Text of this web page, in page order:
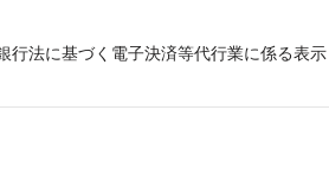
行法に基づく電子決済等代行業に係る表示